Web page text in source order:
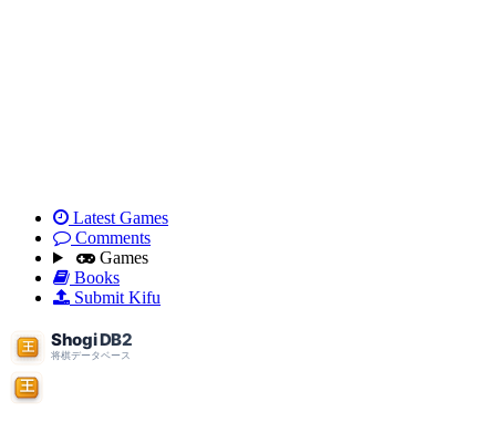
Latest Games
Comments
Games
Books
Submit Kifu